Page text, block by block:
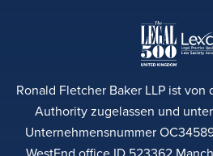
Ronald Fletcher Baker LLP ist
Authority zugelassen und
Unternehmensnummer